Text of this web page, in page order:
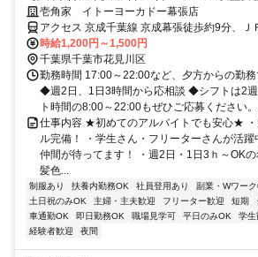
務！壱角家 イトーヨーカドー幕張店
アクセス 京成千葉線 京成幕張徒歩約9分、Ｊ
歩約11分、ＪＲ京葉線/ＪＲ武蔵野線 海浜幕
分
時給1,200円～1,500円
千葉県千葉市花見川区
勤務時間 17:00～22:00など、夕方からの勤
◆週2日、1日3時間から応相談 ◆シフトは2
ト時間の8:00～22:00もぜひご応募ください
仕事内容 ★初めてのアルバイトでも安心★ ・
ル完備！ ・学生さん・フリーターさんが活
仲間が待ってます！ ・週2日・1日3ｈ～OK
髪色...
制服あり 扶養内勤務OK 社員登用あり 副業・Wワー
土日祝のみOK
主婦・主夫歓迎 フリーター歓迎 短期
車通勤OK
即日勤務OK 職場見学可 平日のみOK 学生
経験者歓迎
夜間